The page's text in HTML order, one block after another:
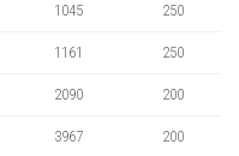
1045 250
1161 250
2090 200
3967 200